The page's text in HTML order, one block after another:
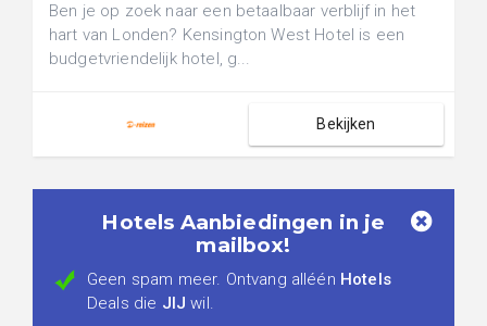
Ben je op zoek naar een betaalbaar verblijf in het
hart van Londen? Kensington West Hotel is een
budgetvriendelijk hotel, g...
Bekijken
Hotels Aanbiedingen in je
mailbox!
Geen spam meer. Ontvang alléén Hotels
Deals die JIJ wil.